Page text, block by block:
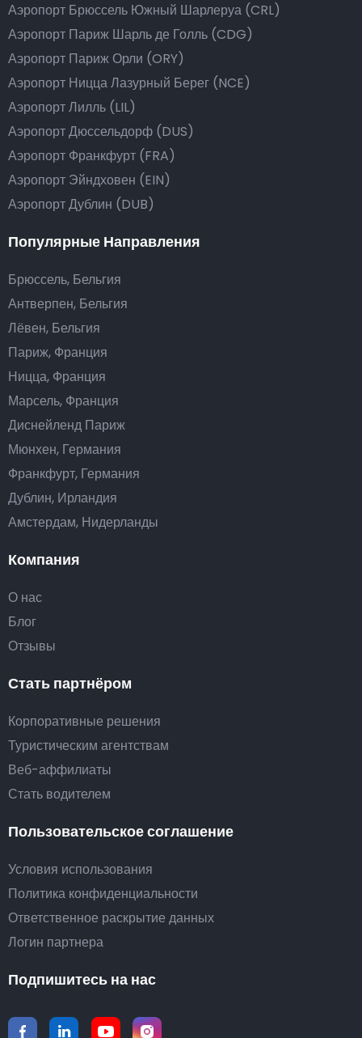
Компания
О нас
Блог
Отзывы
Стать партнёром
Корпоративные решения
Туристическим агентствам
Веб-аффилиаты
Стать водителем
Пользовательское соглашение
Условия использования
Политика конфиденциальности
Ответственное раскрытие данных
Логин партнера
Аэропорт Брюссель Южный Шарлеруа (CRL)
Аэропорт Париж Шарль де Голль (CDG)
Аэропорт Париж Орли (ORY)
Аэропорт Ницца Лазурный Берег (NCE)
Аэропорт Лилль (LIL)
Аэропорт Дюссельдорф (DUS)
Аэропорт Франкфурт (FRA)
Аэропорт Эйндховен (EIN)
Аэропорт Дублин (DUB)
Популярные Направления
Брюссель, Бельгия
Антверпен, Бельгия
Лёвен, Бельгия
Париж, Франция
Ницца, Франция
Марсель, Франция
Диснейленд Париж
Мюнхен, Германия
Франкфурт, Германия
Дублин, Ирландия
Амстердам, Нидерланды
Подпишитесь на нас